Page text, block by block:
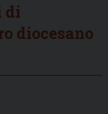
di
diocesano